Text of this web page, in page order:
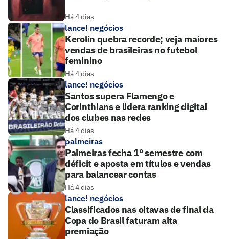
Há 4 dias
lance! negócios
Kerolin quebra recorde; veja maiores
vendas de brasileiras no futebol
feminino
Há 4 dias
lance! negócios
Santos supera Flamengo e
Corinthians e lidera ranking digital
dos clubes nas redes
Há 4 dias
palmeiras
Palmeiras fecha 1° semestre com
déficit e aposta em títulos e vendas
para balancear contas
Há 4 dias
lance! negócios
Classificados nas oitavas de final da
Copa do Brasil faturam alta
premiação